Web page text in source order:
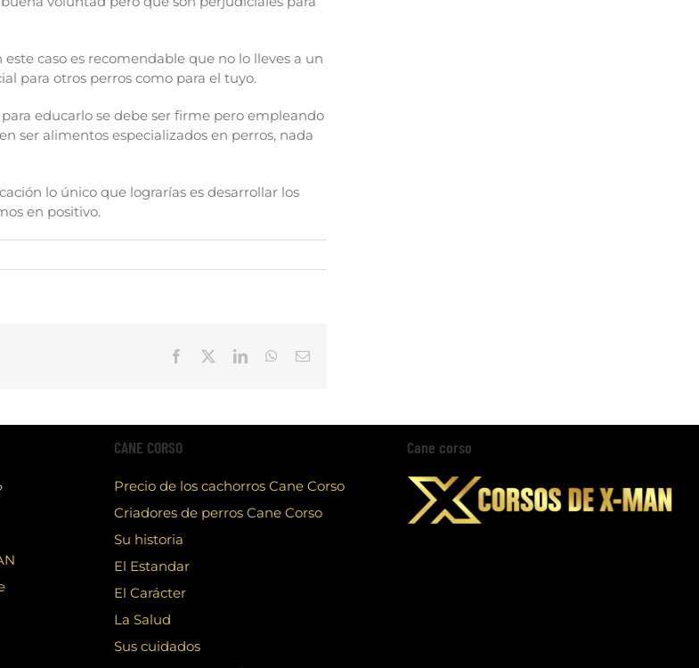
caso es recomendable que no lo lleves a un
para otros perros como para el tuyo.
educarlo se debe ser firme pero empleando
ser alimentos especializados en perros, nada
lo único que lograrías es desarrollar los
en positivo.
Facebook LinkedInWhatsApp
Email
CANE CORSO
Precio de los cachorros Cane Corso
Criadores de perros Cane Corso
Su historia
El Estandar
El Carácter
La Salud
Sus cuidados
Cane corso